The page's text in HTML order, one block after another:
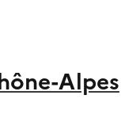
Alpes